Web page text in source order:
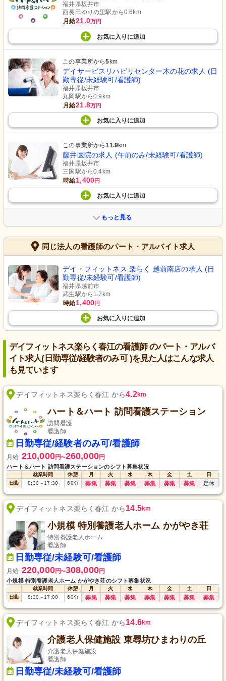
福井県坂井市
西長田ゆりの里駅から0.6km
月給21.0万円
お気に入り に追加
この事業所から5 km
デイサービスリハビリセンター木の花の求人 (日
勤専従/未経験可/看護師)
福井県坂井市
丸岡駅から0.9km
月給21.8万円
お気に入り に追加
この事業所から11.9km
藤井医院の求人 (午前のみ/未経験可/看護師)
福井県坂井市
三国駅から0.4km
時給1,400円
お気に入り に追加
もっと見る
同じ法人の看護師のパート・アルバイト求人
デイ・フィットネス 楽らく 越前南店の求人 (日
勤専従/未経験可/看護師)
福井県越前市
武生駅から1.7km
時給1,400円
お気に入り に追加
デイフィットネス楽らく春江の看護師 のパート・アルバ
イト求人(日勤専従/経験者のみ可 )を見た人はこんな求人
も見ています
デイフィットネス楽らく春江 から4.2km
ハート＆ハート 訪問看護ステーション
訪問看護
看護師
日勤専従/経験者のみ可/看護師
月給 210,000円〜260,000円
ハート＆ハート 訪問看護ステーションのシフト募集状況
就業時間 休憩 月 火 水 木 金 土
日
日勤
8:30～17:30 60分 募集 募集 募集 募集 募集 募集 定休
デイフィットネス楽らく春江 から14.5km
小規模 特別養護老人ホーム かがやき荘
特別養護老人ホーム
看護師
日勤専従/未経験可/看護師
月給 220,000円〜308,000円
小規模 特別養護老人ホーム かがやき荘のシフト募集状況
就業時間 休憩 月 火 水 木 金 土
日
日勤
8:30～17:00 60分 募集 募集 募集 募集 募集 募集 募集
デイフィットネス楽らく春江 から14.6km
介護老人保健施設 東尋坊ひまわりの丘
介護老人保健施設
看護師
日勤専従/未経験可/看護師